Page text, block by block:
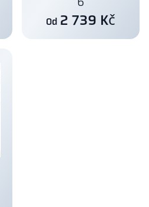
Od 2 739 Kč